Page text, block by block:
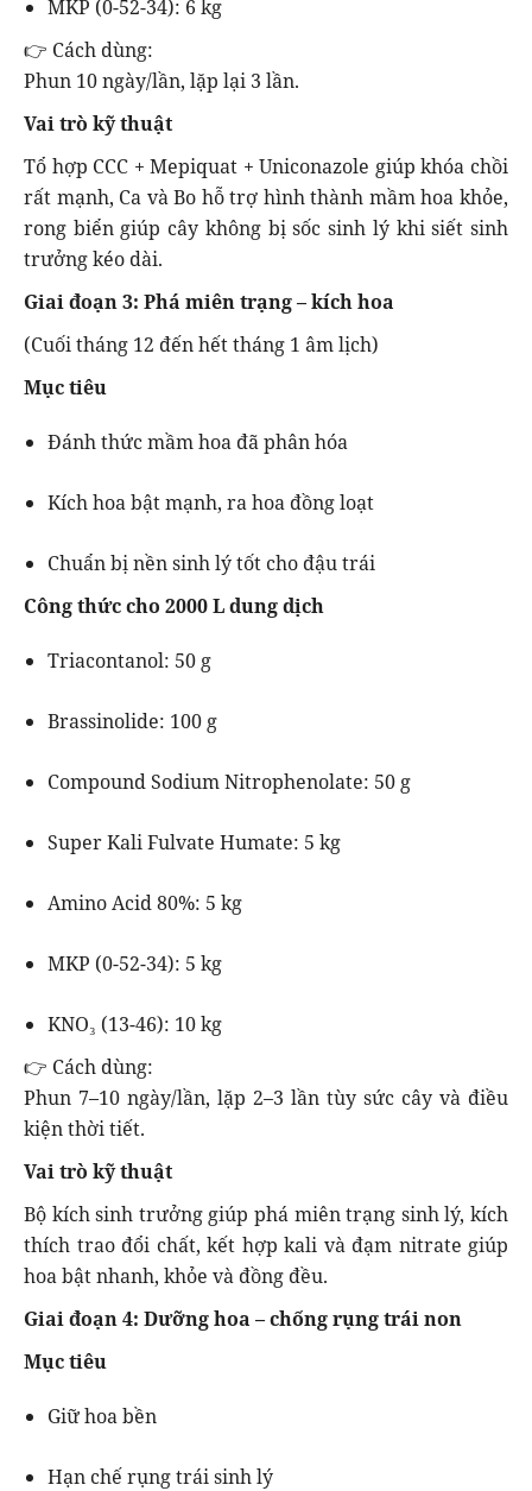
MKP (0-52-34): 6 kg
👉 Cách dùng:
Phun 10 ngày/lần, lặp lại 3 lần.
Vai trò kỹ thuật
Tổ hợp CCC + Mepiquat + Uniconazole giúp khóa chồi
rất mạnh, Ca và Bo hỗ trợ hình thành mầm hoa khỏe,
rong biển giúp cây không bị sốc sinh lý khi siết sinh
trưởng kéo dài.
Giai đoạn 3: Phá miên trạng – kích hoa
(Cuối tháng 12 đến hết tháng 1 âm lịch)
Mục tiêu
Đánh thức mầm hoa đã phân hóa
Kích hoa bật mạnh, ra hoa đồng loạt
Chuẩn bị nền sinh lý tốt cho đậu trái
Công thức cho 2000 L dung dịch
Triacontanol: 50 g
Brassinolide: 100 g
Compound Sodium Nitrophenolate: 50 g
Super Kali Fulvate Humate: 5 kg
Amino Acid 80%: 5 kg
MKP (0-52-34): 5 kg
KNO₃ (13-46): 10 kg
👉 Cách dùng:
Phun 7–10 ngày/lần, lặp 2–3 lần tùy sức cây và điều
kiện thời tiết.
Vai trò kỹ thuật
Bộ kích sinh trưởng giúp phá miên trạng sinh lý, kích
thích trao đổi chất, kết hợp kali và đạm nitrate giúp
hoa bật nhanh, khỏe và đồng đều.
Giai đoạn 4: Dưỡng hoa – chống rụng trái non
Mục tiêu
Giữ hoa bền
Hạn chế rụng trái sinh lý